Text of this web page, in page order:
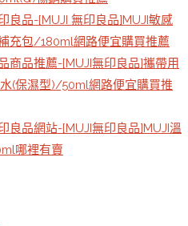
良品-[MUJI 無印良品]MUJI敏感
充包/180ml網路便宜購買推薦
商品推薦-[MUJI無印良品]攜帶用
(保濕型)/50ml網路便宜購買推
良品網站-[MUJI無印良品]MUJI溫
哪裡有賣